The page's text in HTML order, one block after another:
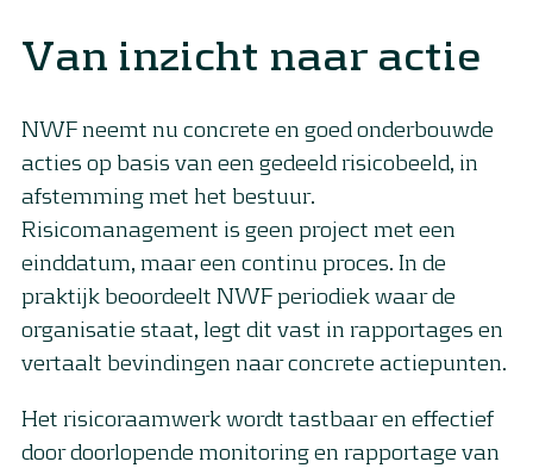
Van inzicht naar actie
NWF neemt nu concrete en goed onderbouwde
acties op basis van een gedeeld risicobeeld, in
afstemming met het bestuur.
Risicomanagement is geen project met een
einddatum, maar een continu proces. In de
praktijk beoordeelt NWF periodiek waar de
organisatie staat, legt dit vast in rapportages en
vertaalt bevindingen naar concrete actiepunten.
Het risicoraamwerk wordt tastbaar en effectief
door doorlopende monitoring en rapportage van